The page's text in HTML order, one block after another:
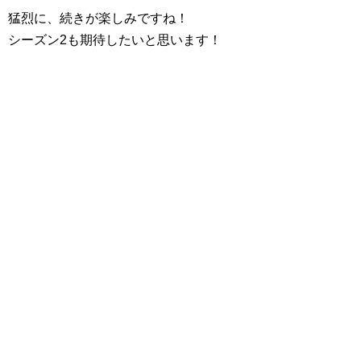
猛烈に、続きが楽しみですね！
シーズン2も期待したいと思います！